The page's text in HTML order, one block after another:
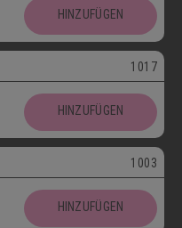
BROTWAREN
HINZUFÜGEN
1017
HINZUFÜGEN
1003
HINZUFÜGEN